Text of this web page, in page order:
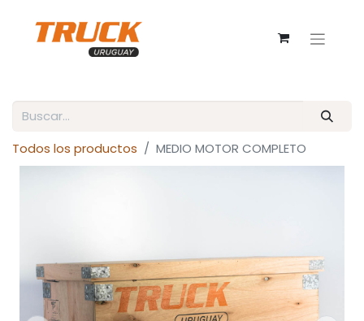
Todos los productos MEDIO MOTOR COMPLETO